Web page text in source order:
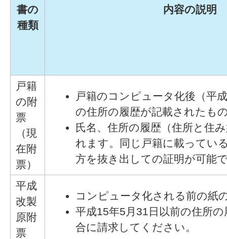
書の
種類
内容の説明
戸籍
の附
票
（現
在附
票）
戸籍のコンピュータ化後（平
の住所の履歴が記載されたも
氏名、住所の履歴（住所と住
れます。同じ戸籍に載ってい
方を抜き出しての証明が可能
平成
改製
原附
票
コンピュータ化される前の紙
平成15年5月31日以前の住所
合に請求してください。